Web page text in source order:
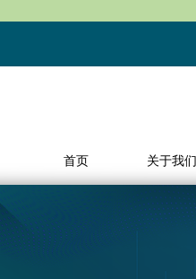
首页 关于我们